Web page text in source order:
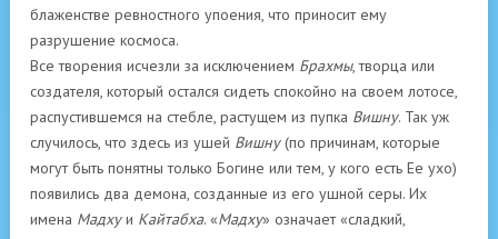
блаженстве ревностного упоения, что приносит ему
разрушение космоса.
Все творения исчезли за исключением Брахмы, творца или
создателя, который остался сидеть спокойно на своем лотосе,
распустившемся на стебле, растущем из пупка Вишну. Так уж
случилось, что здесь из ушей Вишну(по причинам, которые
могут быть понятны только Богине или тем, у кого есть Ее ухо)
появились два демона, созданные из его ушной серы. Их
имена Мадхуи Кайтабха. «Мадху» означает «сладкий,